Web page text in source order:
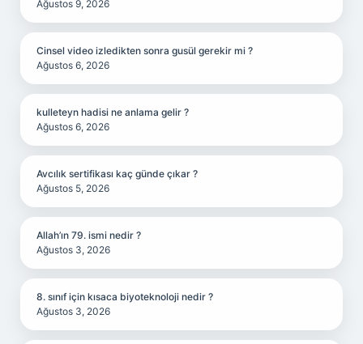
Ağustos 9, 2026
Cinsel video izledikten sonra gusül gerekir mi ?
Ağustos 6, 2026
kulleteyn hadisi ne anlama gelir ?
Ağustos 6, 2026
Avcılık sertifikası kaç günde çıkar ?
Ağustos 5, 2026
Allah’ın 79. ismi nedir ?
Ağustos 3, 2026
8. sınıf için kısaca biyoteknoloji nedir ?
Ağustos 3, 2026